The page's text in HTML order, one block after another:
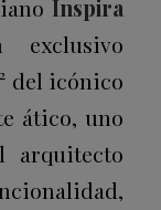
Inspira
del icónico
ático, uno
arquitecto